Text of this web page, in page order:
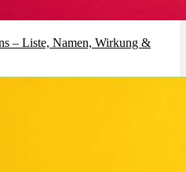
– Liste, Namen, Wirkung &